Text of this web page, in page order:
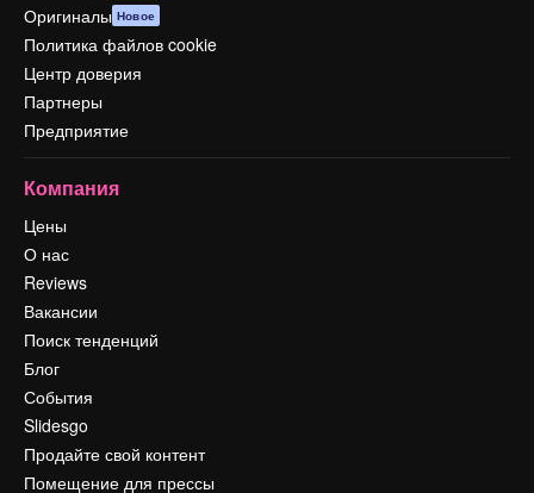
Оригиналы Новое
Политика файлов cookie
Центр доверия
Партнеры
Предприятие
Компания
Цены
О нас
Reviews
Вакансии
Поиск тенденций
Блог
События
Slidesgo
Продайте свой контент
Помещение для прессы